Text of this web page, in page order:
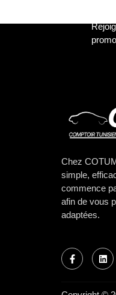
Chez
simple,
commence
afin de vous
adaptées.